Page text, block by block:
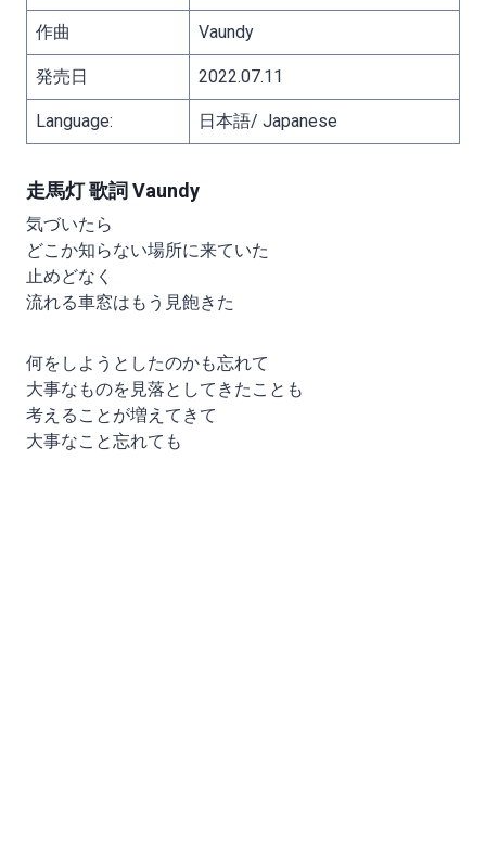
作曲 Vaundy
発売日 2022.07.11
Language: 日本語/ Japanese
走馬灯 歌詞 Vaundy
気づいたら
どこか知らない場所に来ていた
止めどなく
流れる車窓はもう見飽きた
何をしようとしたのかも忘れて
大事なものを見落としてきたことも
考えることが増えてきて
大事なこと忘れても